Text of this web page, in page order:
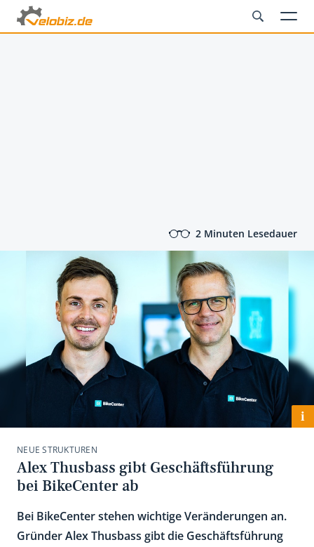
2 Minuten Lesedauer
i
NEUE STRUKTUREN
Alex Thusbass gibt Geschäftsführung
bei BikeCenter ab
Bei BikeCenter stehen wichtige Veränderungen an.
Gründer Alex Thusbass gibt die Geschäftsführung